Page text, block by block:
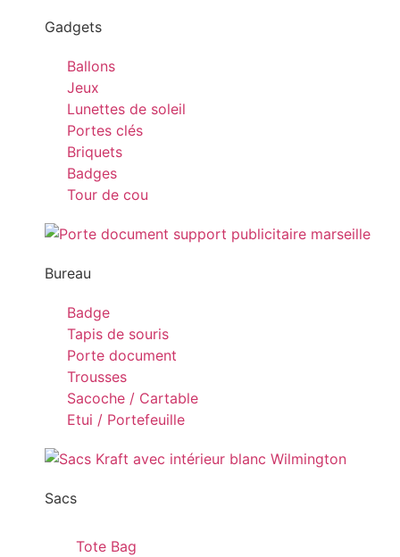
Gadgets
Ballons
Jeux
Lunettes de soleil
Portes clés
Briquets
Badges
Tour de cou
Bureau
Badge
Tapis de souris
Porte document
Trousses
Sacoche / Cartable
Etui / Portefeuille
Sacs
Tote Bag